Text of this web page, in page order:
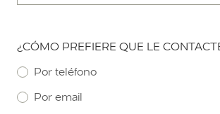
¿CÓMO PREFIERE QUE LE
Por teléfono
Por email